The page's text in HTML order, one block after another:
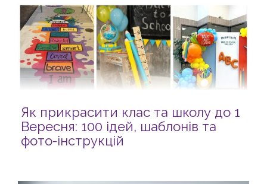
Як прикрасити клас та школу до 1
Вересня: 100 ідей, шаблонів та
фото-інструкцій